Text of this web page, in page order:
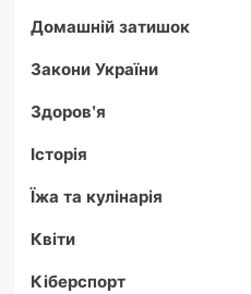
Домашній затишок
Закони України
Здоров'я
Історія
Їжа та кулінарія
Квіти
Кіберспорт